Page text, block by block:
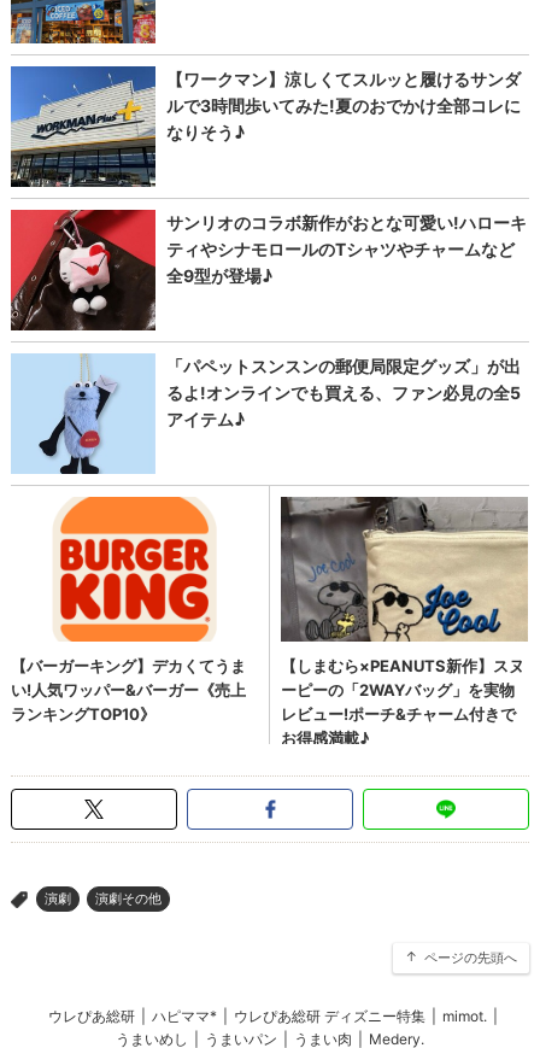
> 演劇 演劇その他
ページの先頭へ
ウレぴあ総研 ハピママ* ウレぴあ総研 ディズニー特集 mimot.
うまいめし
うまいパン うまい肉 Medery.